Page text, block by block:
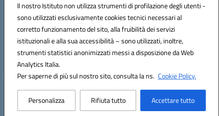
Il nostro Istituto non utilizza strumenti di profilazione degli utenti -
sono utilizzati esclusivamente cookies tecnici necessari al
corretto funzionamento del sito, alla fruibilità dei servizi
istituzionali e alla sua accessibilità – sono utilizzati, inoltre,
strumenti statistici anonimizzati messi a disposizione da Web
Analytics Italia.
Per saperne di più sul nostro sito, consulta la ns. Cookie Policy.
Personalizza Rifiuta tutto Accettare tutto
Centralino:0885.426034 Email:FGTD02000P@istruzione.it
Posta elettronica certificata (PEC):fgtd02000p@pec.istruzione.it
Codice fiscale: 81002930717
Codice meccanografico:FGTD02000P
Codice unico di fatturazione (CUF): UFUN7Y
Hosting & Powered by 3D Solution S.r.l.
Concept & Design by Designers Italia